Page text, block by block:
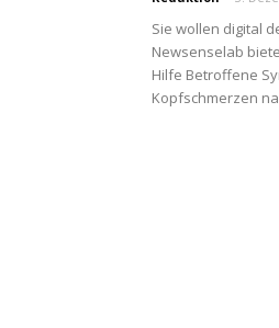
Sie wollen digital
Newsenselab
Hilfe Betroffene
Kopfschmerzen